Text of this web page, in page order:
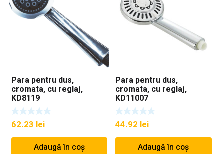
Para pentru dus,
cromata, cu reglaj,
KD8119
62.23 lei
Adaugă în coș
Para pentru dus,
cromata, cu reglaj,
KD11007
44.92 lei
Adaugă în coș